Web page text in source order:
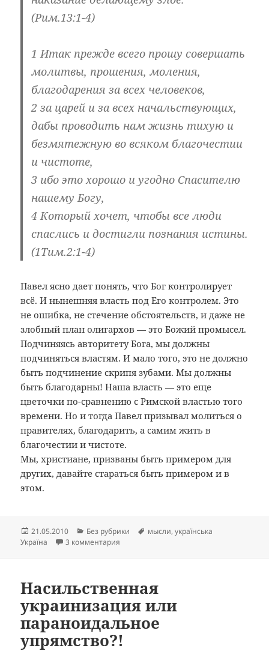
(Рим.13:1-4)
1 Итак прежде всего прошу совершать
молитвы, прошения, моления,
благодарения за всех человеков,
2 за царей и за всех начальствующих,
дабы проводить нам жизнь тихую и
безмятежную во всяком благочестии
и чистоте,
3 ибо это хорошо и угодно Спасителю
нашему Богу,
4 Который хочет, чтобы все люди
спаслись и достигли познания истины.
(1Тим.2:1-4)
Павел ясно дает понять, что Бог контролирует
всё. И нынешняя власть под Его контролем. Это
не ошибка, не стечение обстоятельств, и даже не
злобный план олигархов — это Божий промысел.
Подчиняясь авторитету Бога, мы должны
подчиняться властям. И мало того, это не должно
быть подчинение скрипя зубами. Мы должны
быть благодарны! Наша власть — это еще
цветочки по-сравнению с Римской властью того
времени. Но и тогда Павел призывал молиться о
правителях, благодарить, а самим жить в
благочестии и чистоте.
Мы, христиане, призваны быть примером для
других, давайте стараться быть примером и в
этом.
Опубликовано
21.05.2010 Рубрики
Без рубрики Метки
мысли,українська
Україна
3 комментария
Насильственная
украинизация или
параноидальное
упрямство?!